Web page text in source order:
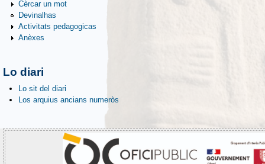
Cèrcar un mot
Devinalhas
Activitats pedagogicas
Anèxes
Lo diari
Lo sit del diari
Los arquius ancians numeròs